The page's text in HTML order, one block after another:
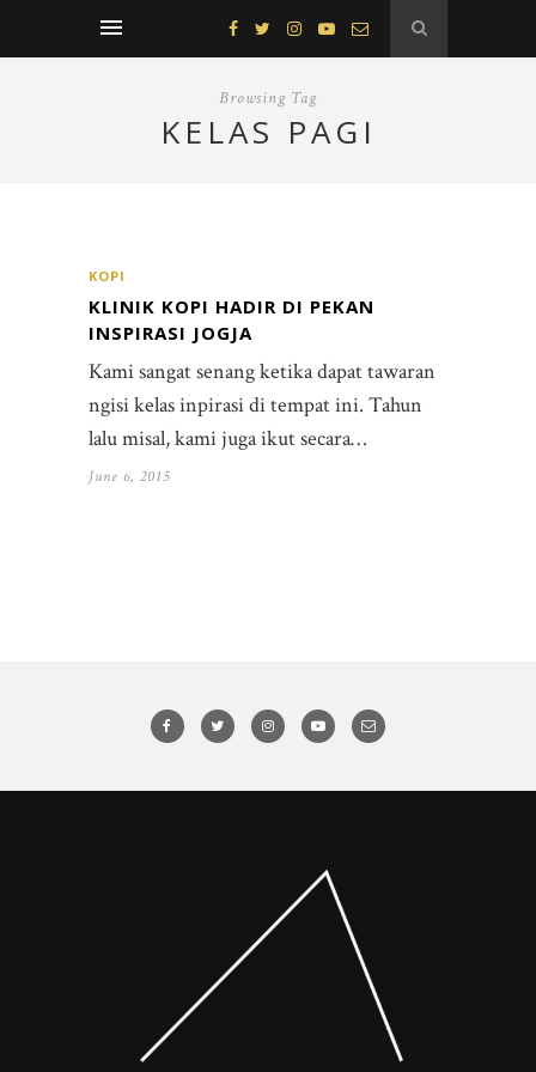
Browsing Tag
KELAS PAGI
KOPI
KLINIK KOPI HADIR DI PEKAN
INSPIRASI JOGJA
Kami sangat senang ketika dapat tawaran
ngisi kelas inpirasi di tempat ini. Tahun
lalu misal, kami juga ikut secara…
June 6, 2015